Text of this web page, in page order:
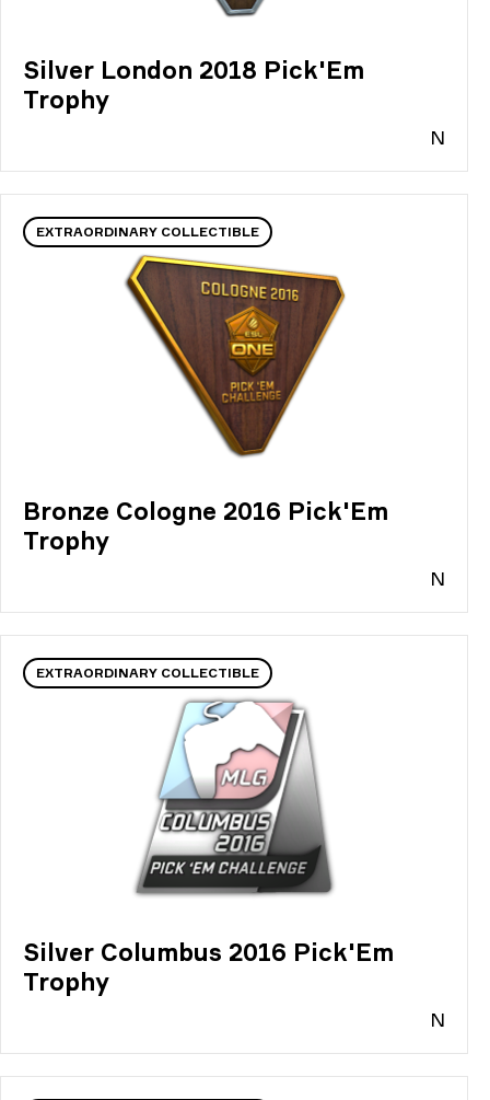
Silver London 2018 Pick'Em
Trophy
N
EXTRAORDINARY COLLECTIBLE
Bronze Cologne 2016 Pick'Em
Trophy
N
EXTRAORDINARY COLLECTIBLE
Silver Columbus 2016 Pick'Em
Trophy
N